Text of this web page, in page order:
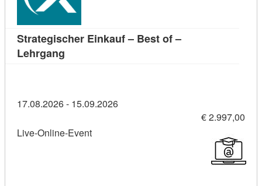
Strategischer Einkauf – Best of –
Lehrgang
17.08.2026 - 15.09.2026
€ 2.997,00
Live-Online-Event